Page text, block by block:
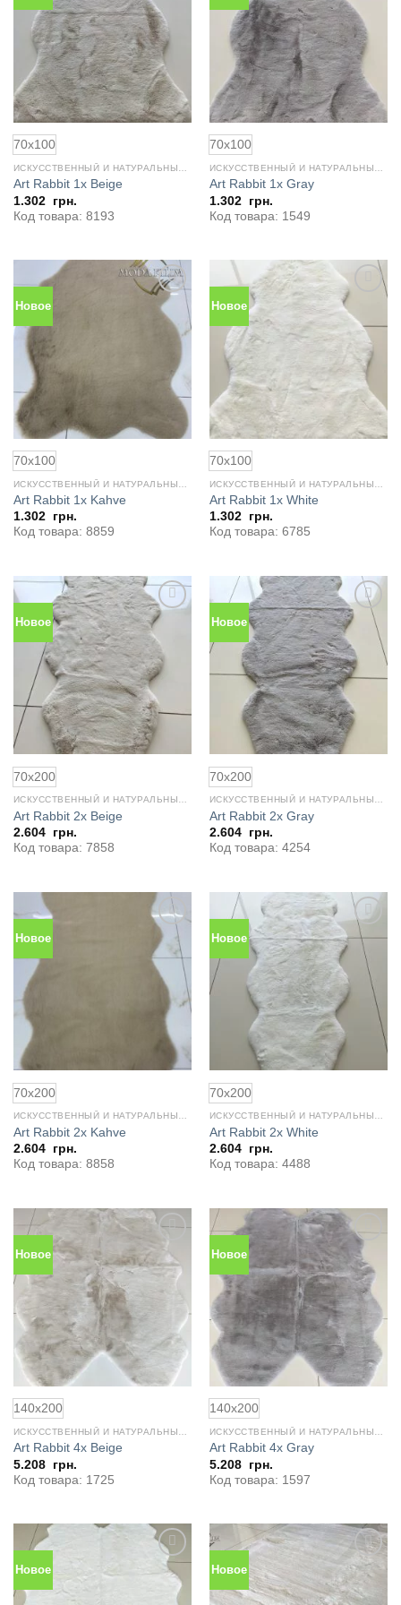
избранное
70x100
Art Rabbit 1x Beige
1.302 грн.
Код товара: 8193
избранное
70x100
Art Rabbit 1x Gray
1.302 грн.
Код товара: 1549
Новое
Добавить
избранное
70x100
Art Rabbit 1x Kahve
1.302 грн.
Код товара: 8859
Новое
Добавить
в
избранное
70x100
Art Rabbit 1x White
1.302 грн.
Код товара: 6785
Новое
Добавить
в
избранное
70x200
ИСКУССТВЕННЫЙ И НАТУРАЛЬНЫЙ МЕХ
Art Rabbit 2x Beige
2.604 грн.
Код товара: 7858
Новое
Добавить
избранное
70x200
ИСКУССТВЕННЫЙ И НАТУРАЛЬНЫЙ МЕХ
Art Rabbit 2x Gray
2.604 грн.
Код товара: 4254
Новое
Добавить
в
избранное
70x200
Art Rabbit 2x Kahve
2.604 грн.
Код товара: 8858
Новое
Добавить
избранное
70x200
Art Rabbit 2x White
2.604 грн.
Код товара: 4488
Новое
Добавить
в
избранное
140x200
Art Rabbit 4x Beige
5.208 грн.
Код товара: 1725
Новое
Добавить
в
избранное
140x200
Art Rabbit 4x Gray
5.208 грн.
Код товара: 1597
Новое
Добавить
избранное
Новое
Добавить
в
избранное